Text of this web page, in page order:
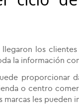
los
la información
o centro
marcas les pueden